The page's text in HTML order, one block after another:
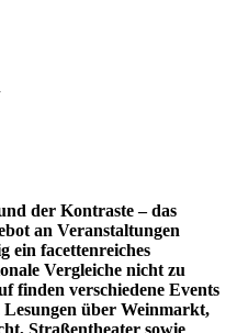
der Kontraste – das
an Veranstaltungen
ein facettenreiches
Vergleiche nicht zu
finden verschiedene Events
über Weinmarkt,